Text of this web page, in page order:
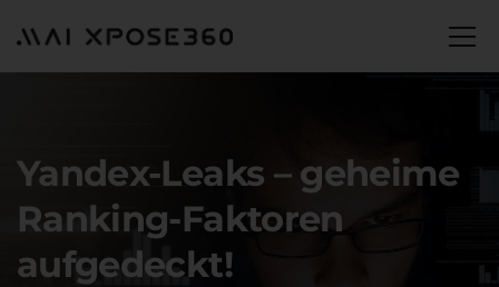
Yandex-Leaks – geheime
Ranking-Faktoren
aufgedeckt!